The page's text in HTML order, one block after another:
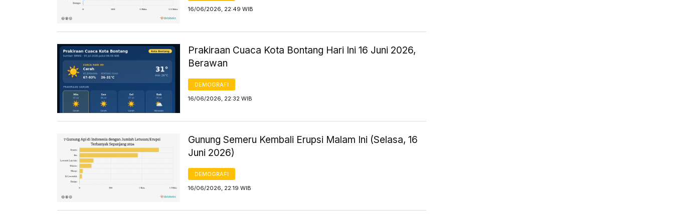
16/06/2026, 22:49 WIB
Prakiraan Cuaca Kota Bontang Hari Ini 16 Juni 2026,
Berawan
DEMOGRAFI
16/06/2026, 22:32 WIB
Gunung Semeru Kembali Erupsi Malam Ini (Selasa, 16
Juni 2026)
DEMOGRAFI
16/06/2026, 22:19 WIB